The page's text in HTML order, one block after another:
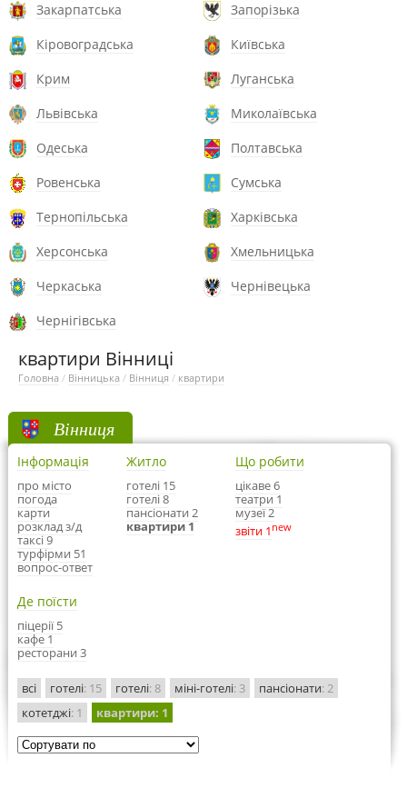
Закарпатська
Запорізька
Кіровоградська
Київська
Крим
Луганська
Львівська
Миколаївська
Одеська
Полтавська
Ровенська
Сумська
Тернопільська
Харківська
Херсонська
Хмельницька
Черкаська
Чернівецька
Чернігівська
квартири Вінниці
Головна / Вінницька / Вінниця / квартири
Вінниця
Інформація
про місто
погода
карти
розклад з/д
таксі 9
турфірми 51
вопрос-ответ
Житло
готелі 15
готелі 8
пансіонати 2
квартири 1
Що робити
цікаве 6
театри 1
музеї 2
звіти 1 new
Де поїсти
піцерії 5
кафе 1
ресторани 3
всі готелі: 15 готелі: 8 міні-готелі: 3 пансіонати: 2
котетджі: 1 квартири: 1